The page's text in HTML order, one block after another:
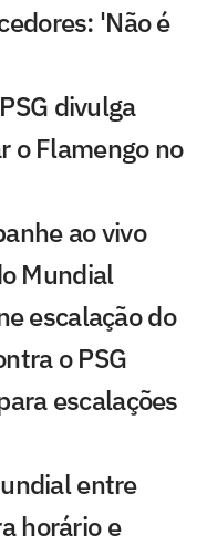
'Não é
divulga
o Flamengo no
ao vivo
Mundial
escalação do
o PSG
escalações
entre
horário e